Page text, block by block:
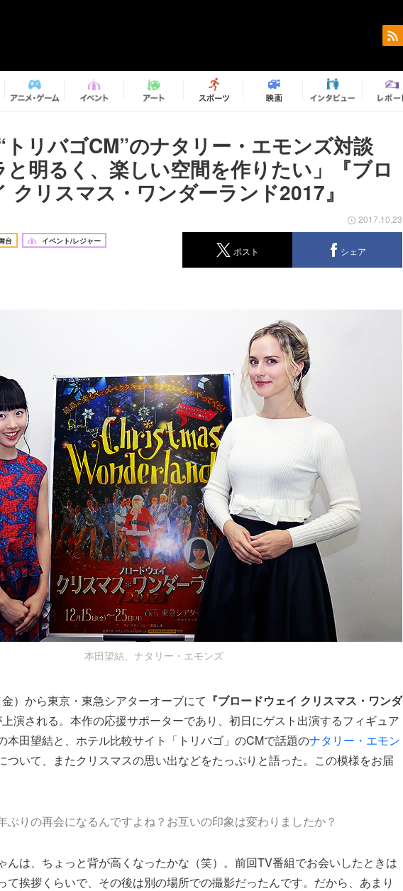
トリバゴCM”のナタリー・エモンズ対談
と明るく、楽しい空間を作りたい」『ブロ
クリスマス・ワンダーランド2017』
台 イベント/レジャー
2017.10.23
ポスト シェア
本田望結、ナタリー・エモンズ
）から東京・東急シアターオーブにて 『ブロードウェイ クリスマス・ワンダ
演される。本作の応援サポーターであり、初日にゲスト出演するフィギュア
本田望結と、ホテル比較サイト「トリバゴ」のCMで話題のナタリー・エモン
ついて、またクリスマスの思い出などをたっぷりと語った。この模様をお届
りの再会になるんですよね？お互いの印象は変わりましたか？
んは、ちょっと背が高くなったかな（笑）。前回TV番組でお会いしたときは
て挨拶くらいで、その後は別の場所での撮影だったんです。だから、あまり